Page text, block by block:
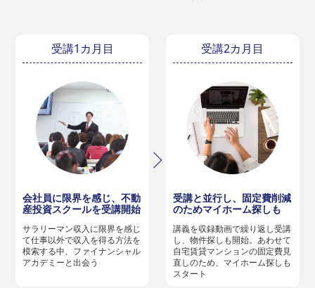
受講1カ月目
会社員に限界を感じ、不動
産投資スクールを受講開始
サラリーマン収入に限界を感じ
て仕事以外で収入を得る方法を
模索する中、ファイナンシャル
アカデミーと出会う
受講2カ月目
受講と並行し、固定費削減
のためマイホーム探しも
講義を収録動画で繰り返し受講
し、物件探しも開始。あわせて
自宅賃貸マンションの固定費見
直しのため、マイホーム探しも
スタート